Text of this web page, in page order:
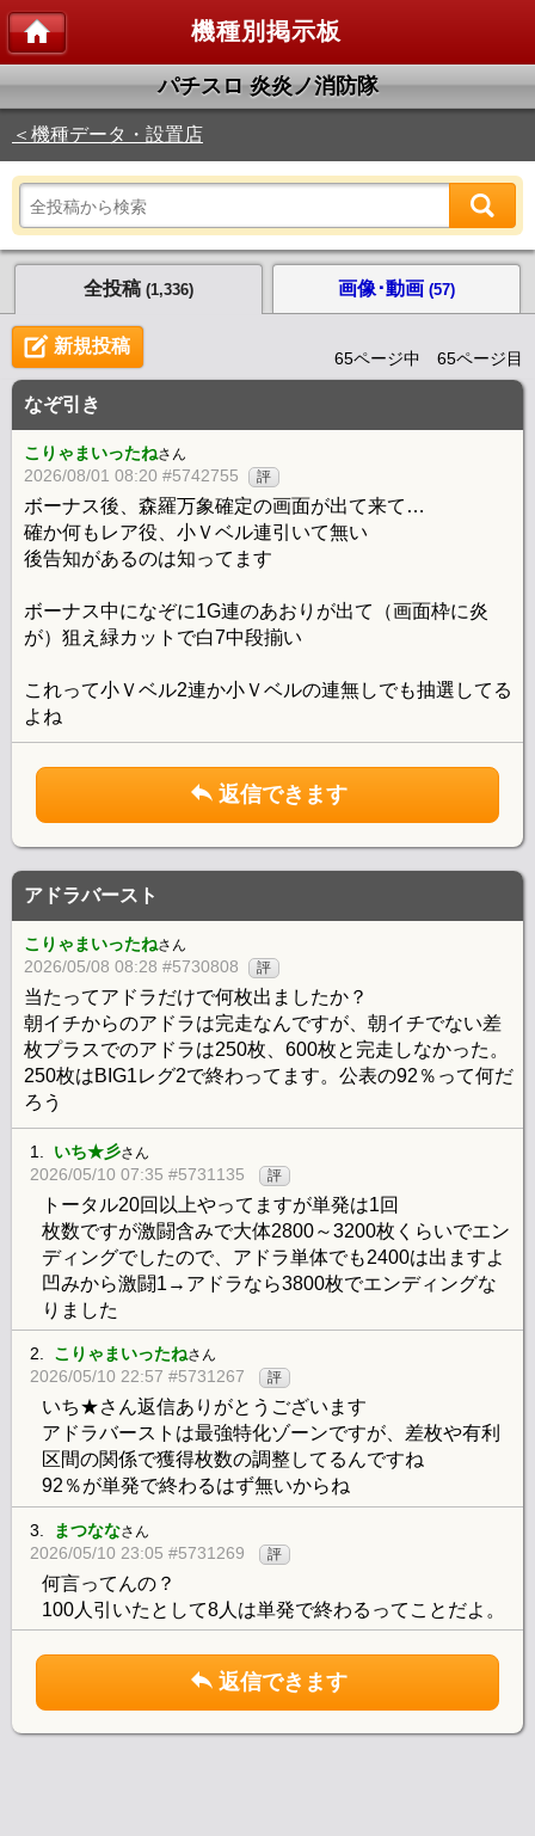
機種別掲示板
パチスロ 炎炎ノ消防隊
＜機種データ・設置店
全投稿 (1,336) 画像･動画 (57)
新規投稿
65ページ中 65ページ目
なぞ引き
こりゃまいったねさん
2026/08/01 08:20 #5742755 評
ボーナス後、森羅万象確定の画面が出て来て…
確か何もレア役、小Ｖベル連引いて無い
後告知があるのは知ってます
ボーナス中になぞに1G連のあおりが出て（画面枠に炎
が）狙え緑カットで白7中段揃い
これって小Ｖベル2連か小Ｖベルの連無しでも抽選してる
よね
返信できます
アドラバースト
こりゃまいったねさん
2026/05/08 08:28 #5730808 評
当たってアドラだけで何枚出ましたか？
朝イチからのアドラは完走なんですが、朝イチでない差
枚プラスでのアドラは250枚、600枚と完走しなかった。
250枚はBIG1レグ2で終わってます。公表の92％って何だ
ろう
1. いち★彡さん
2026/05/10 07:35 #5731135 評
トータル20回以上やってますが単発は1回
枚数ですが激闘含みで大体2800～3200枚くらいでエン
ディングでしたので、アドラ単体でも2400は出ますよ
凹みから激闘1→アドラなら3800枚でエンディングな
りました
2. こりゃまいったねさん
2026/05/10 22:57 #5731267 評
いち★さん返信ありがとうございます
アドラバーストは最強特化ゾーンですが、差枚や有利
区間の関係で獲得枚数の調整してるんですね
92％が単発で終わるはず無いからね
3. まつななさん
2026/05/10 23:05 #5731269 評
何言ってんの？
100人引いたとして8人は単発で終わるってことだよ。
返信できます